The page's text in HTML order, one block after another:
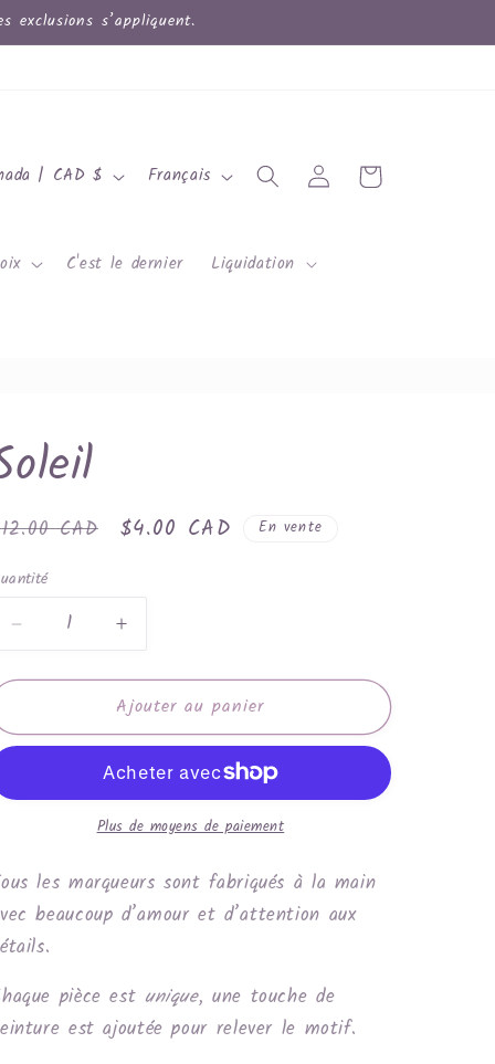
exclusions s’appliquent.
C'est le dernier
Liquidation
Canada | CAD $
g
Français Connexion Panier
CAD
Prix
$4.00 CAD En vente
Réduire
la
quantité
Soleil
Augmenter
la
quantité
de
Soleil
Ajouter au panier
Plus de moyens de paiement
les marqueurs sont fabriqués à la main
beaucoup d’amour et d’attention aux
pièce est unique, une touche de
est ajoutée pour relever le motif.